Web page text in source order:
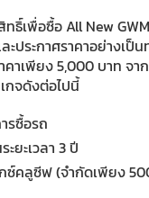
ธิ์เพื่อซื้อ All New
ระกาศราคาอย่างเป็
าเพียง 5,000 บาท จ
กจดังต่อไปนี้
รซื้อรถ
ยะเวลา 3 ปี
ซ์คลูซีฟ (จำกัดเพียง